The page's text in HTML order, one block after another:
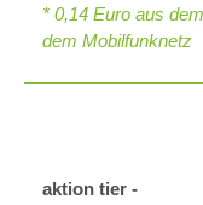
* 0,14 Euro aus
dem Mobilfunknetz
aktion tier -